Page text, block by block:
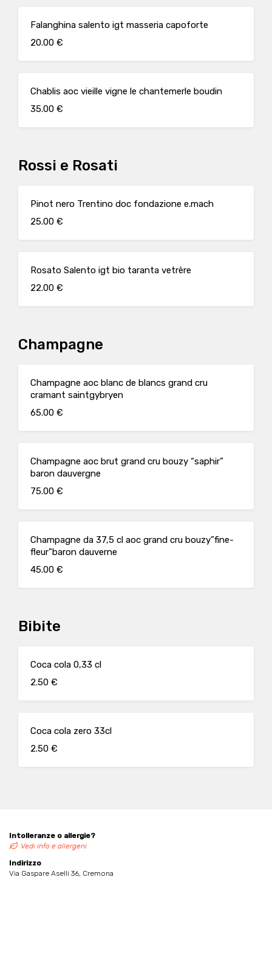
Falanghina salento igt masseria capoforte
20.00 €
Chablis aoc vieille vigne le chantemerle boudin
35.00 €
Rossi e Rosati
Pinot nero Trentino doc fondazione e.mach
25.00 €
Rosato Salento igt bio taranta vetrère
22.00 €
Champagne
Champagne aoc blanc de blancs grand cru
cramant saintgybryen
65.00 €
Champagne aoc brut grand cru bouzy “saphir”
baron dauvergne
75.00 €
Champagne da 37,5 cl aoc grand cru bouzy”fine-
fleur”baron dauverne
45.00 €
Bibite
Coca cola 0,33 cl
2.50 €
Coca cola zero 33cl
2.50 €
Intolleranze o allergie?
Vedi info e allergeni
Indirizzo
Via Gaspare Aselli 36, Cremona